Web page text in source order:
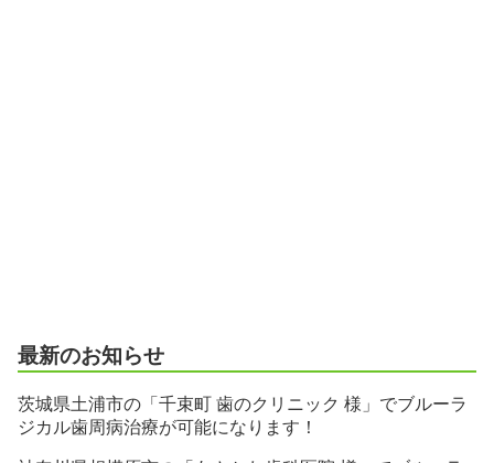
最新のお知らせ
茨城県土浦市の「千束町 歯のクリニック 様」でブルーラ
ジカル歯周病治療が可能になります！